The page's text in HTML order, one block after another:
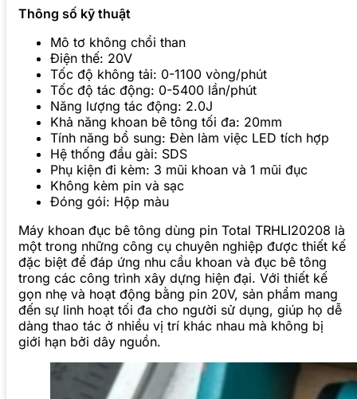
Thông số kỹ thuật
Mô tơ không chổi than
Điện thế: 20V
Tốc độ không tải: 0-1100 vòng/phút
Tốc độ tác động: 0-5400 lần/phút
Năng lượng tác động: 2.0J
Khả năng khoan bê tông tối đa: 20mm
Tính năng bổ sung: Đèn làm việc LED tích hợp
Hệ thống đầu gài: SDS
Phụ kiện đi kèm: 3 mũi khoan và 1 mũi đục
Không kèm pin và sạc
Đóng gói: Hộp màu
Máy khoan đục bê tông dùng pin Total TRHLI20208 là
một trong những công cụ chuyên nghiệp được thiết kế
đặc biệt để đáp ứng nhu cầu khoan và đục bê tông
trong các công trình xây dựng hiện đại. Với thiết kế
gọn nhẹ và hoạt động bằng pin 20V, sản phẩm mang
đến sự linh hoạt tối đa cho người sử dụng, giúp họ dễ
dàng thao tác ở nhiều vị trí khác nhau mà không bị
giới hạn bởi dây nguồn.